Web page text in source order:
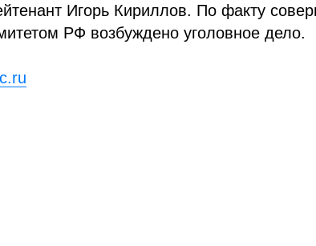
Игорь Кириллов. По факту
РФ возбуждено уголовное дело.